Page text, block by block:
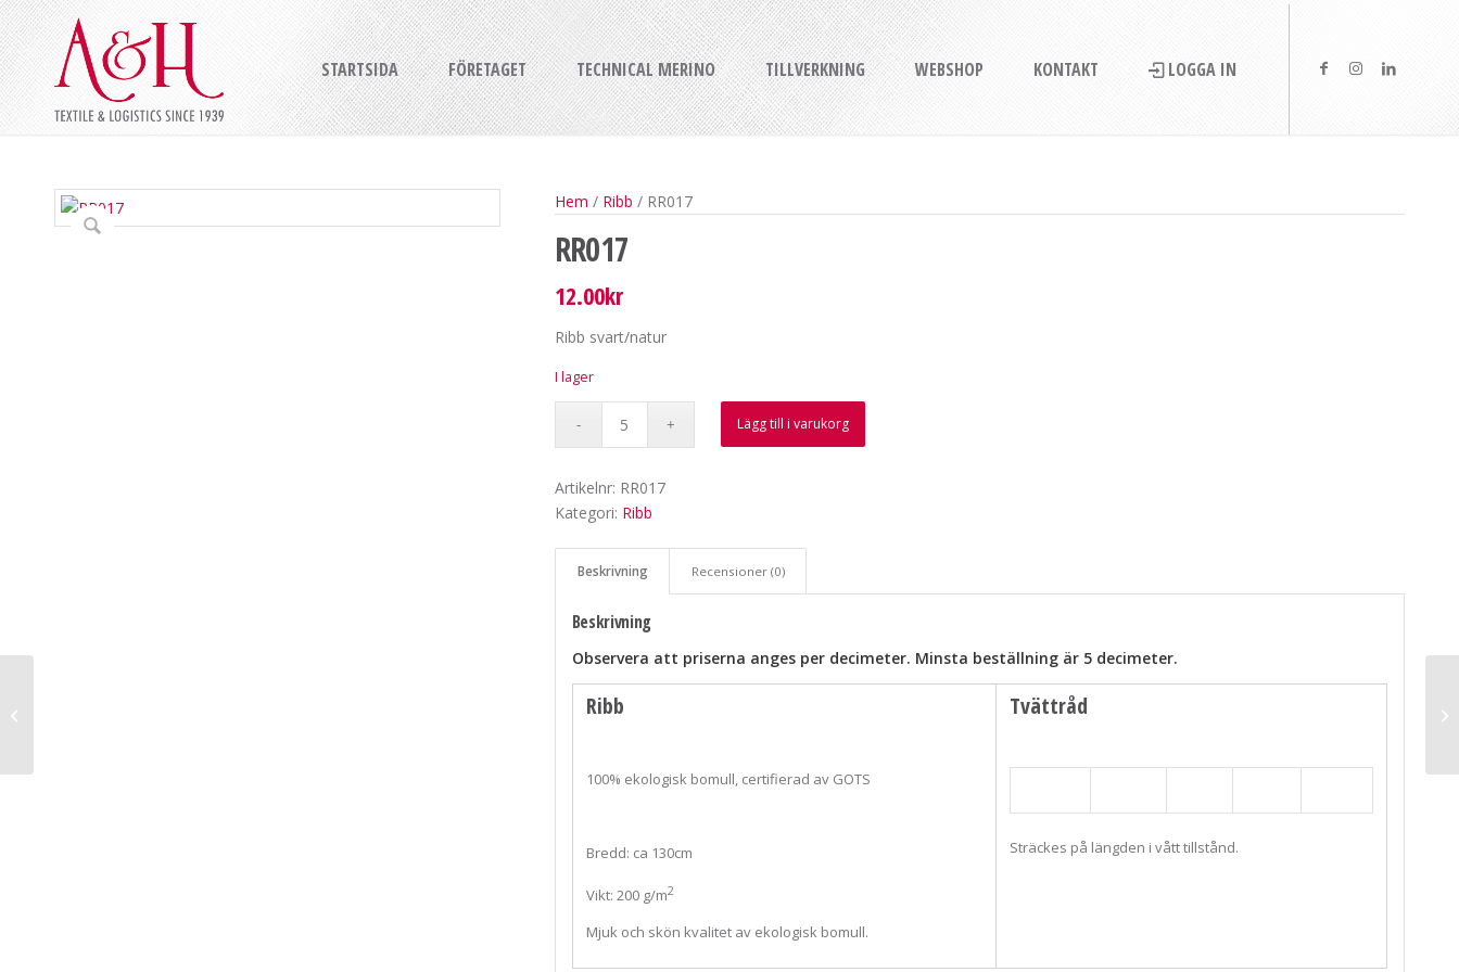
STARTSIDA FÖRETAGET TECHNICAL MERINO TILLVERKNING WEBSHOP KONTAKT LOGGA IN
Hem / Ribb / RR017
RR017
12.00kr
Ribb svart/natur
I lager
Lägg till i varukorg
Artikelnr: RR017
Kategori: Ribb
Beskrivning Recensioner (0)
Beskrivning
Observera att priserna anges per decimeter. Minsta beställning är 5 decimeter.
Ribb
100% ekologisk bomull, certifierad av GOTS
Bredd: ca 130cm
Vikt: 200 g/m2
Mjuk och skön kvalitet av ekologisk bomull.
Tvättråd
Sträckes på längden i vått tillstånd.